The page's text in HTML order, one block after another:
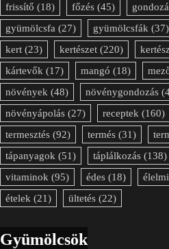
frissítő (18) főzés (45)
gyümölcsfa (27) gyümölcsfák (37)
kert (23) kertészet (220)
kártevők (17) mangó (18)
növények (48) növénygondozás
növényápolás (27) receptek (160)
termesztés (92) termés (31)
tápanyagok (51) táplálkozás (138)
vitaminok (95) édes (18)
ételek (21) ültetés (22)
Gyümölcsök